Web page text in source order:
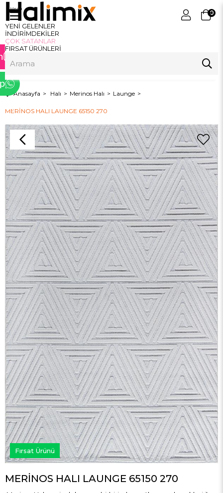
YENİ GELENLER
İNDİRİMDEKİLER
ÇOK SATANLAR
FIRSAT ÜRÜNLERİ
0
Menu
Anasayfa Halı Merinos Halı Launge
MERİNOS HALI LAUNGE 65150 270
Fırsat Ürünü
MERİNOS HALI LAUNGE 65150 270